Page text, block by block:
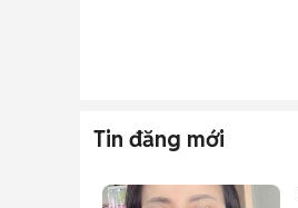
Tin đăng mới